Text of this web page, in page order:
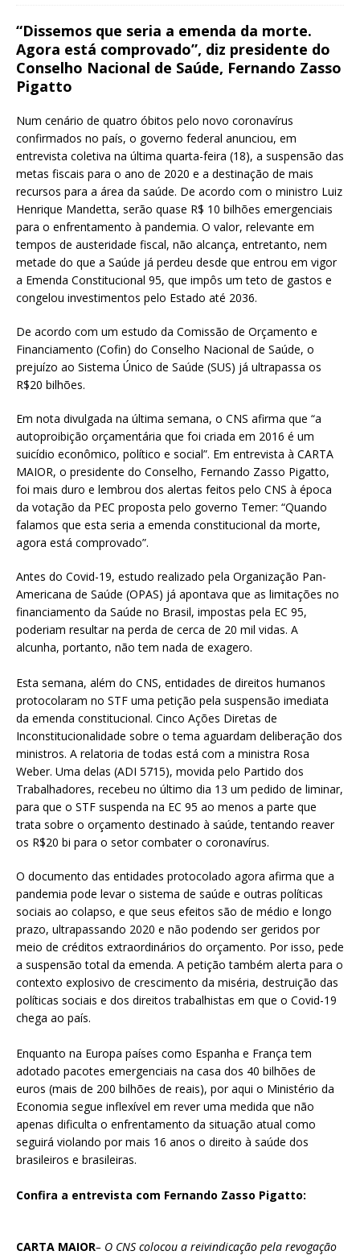
“Dissemos que seria a emenda da morte.
Agora está comprovado”, diz presidente do
Conselho Nacional de Saúde, Fernando Zasso
Pigatto
Num cenário de quatro óbitos pelo novo coronavírus
confirmados no país, o governo federal anunciou, em
entrevista coletiva na última quarta-feira (18), a suspensão das
metas fiscais para o ano de 2020 e a destinação de mais
recursos para a área da saúde. De acordo com o ministro Luiz
Henrique Mandetta, serão quase R$ 10 bilhões emergenciais
para o enfrentamento à pandemia. O valor, relevante em
tempos de austeridade fiscal, não alcança, entretanto, nem
metade do que a Saúde já perdeu desde que entrou em vigor
a Emenda Constitucional 95, que impôs um teto de gastos e
congelou investimentos pelo Estado até 2036.
De acordo com um estudo da Comissão de Orçamento e
Financiamento (Cofin) do Conselho Nacional de Saúde, o
prejuízo ao Sistema Único de Saúde (SUS) já ultrapassa os
R$20 bilhões.
Em nota divulgada na última semana, o CNS afirma que “a
autoproibição orçamentária que foi criada em 2016 é um
suicídio econômico, político e social”. Em entrevista à CARTA
MAIOR, o presidente do Conselho, Fernando Zasso Pigatto,
foi mais duro e lembrou dos alertas feitos pelo CNS à época
da votação da PEC proposta pelo governo Temer: “Quando
falamos que esta seria a emenda constitucional da morte,
agora está comprovado”.
Antes do Covid-19, estudo realizado pela Organização Pan-
Americana de Saúde (OPAS) já apontava que as limitações no
financiamento da Saúde no Brasil, impostas pela EC 95,
poderiam resultar na perda de cerca de 20 mil vidas. A
alcunha, portanto, não tem nada de exagero.
Esta semana, além do CNS, entidades de direitos humanos
protocolaram no STF uma petição pela suspensão imediata
da emenda constitucional. Cinco Ações Diretas de
Inconstitucionalidade sobre o tema aguardam deliberação dos
ministros. A relatoria de todas está com a ministra Rosa
Weber. Uma delas (ADI 5715), movida pelo Partido dos
Trabalhadores, recebeu no último dia 13 um pedido de liminar,
para que o STF suspenda na EC 95 ao menos a parte que
trata sobre o orçamento destinado à saúde, tentando reaver
os R$20 bi para o setor combater o coronavírus.
O documento das entidades protocolado agora afirma que a
pandemia pode levar o sistema de saúde e outras políticas
sociais ao colapso, e que seus efeitos são de médio e longo
prazo, ultrapassando 2020 e não podendo ser geridos por
meio de créditos extraordinários do orçamento. Por isso, pede
a suspensão total da emenda. A petição também alerta para o
contexto explosivo de crescimento da miséria, destruição das
políticas sociais e dos direitos trabalhistas em que o Covid-19
chega ao país.
Enquanto na Europa países como Espanha e França tem
adotado pacotes emergenciais na casa dos 40 bilhões de
euros (mais de 200 bilhões de reais), por aqui o Ministério da
Economia segue inflexível em rever uma medida que não
apenas dificulta o enfrentamento da situação atual como
seguirá violando por mais 16 anos o direito à saúde dos
brasileiros e brasileiras.
Confira a entrevista com Fernando Zasso Pigatto:
CARTA MAIOR– O CNS colocou a reivindicação pela revogação